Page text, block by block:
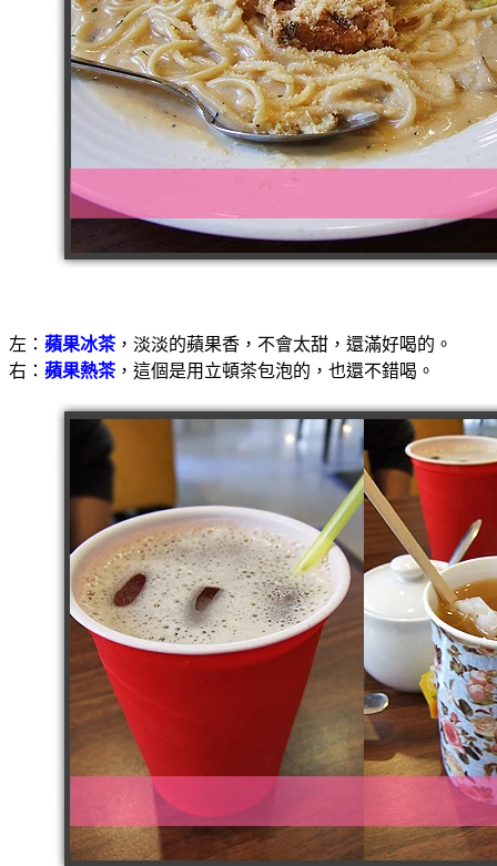
左： 蘋果冰茶，淡淡的蘋果香，不會太甜，還滿好喝的。
右： 蘋果熱茶，這個是用立頓茶包泡的，也還不錯喝。